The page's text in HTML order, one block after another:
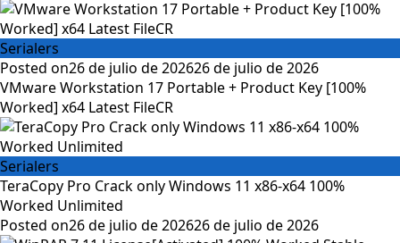
Serialers
Posted on26 de julio de 202626 de julio de 2026
VMware Workstation 17 Portable + Product Key [100%
Worked] x64 Latest FileCR
Serialers
TeraCopy Pro Crack only Windows 11 x86-x64 100%
Worked Unlimited
Posted on26 de julio de 202626 de julio de 2026